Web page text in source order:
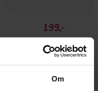
Om
199,-
Dødssymfoni
Jørgen Jæger
LYDBOK